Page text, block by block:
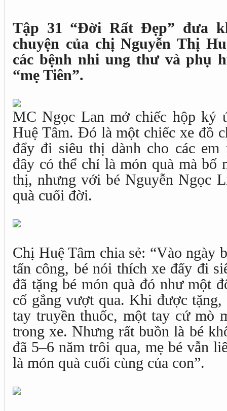
Tập 31 “Đời Rất Đẹp” đưa
chuyện của chị Nguyễn Thị
các bệnh nhi ung thư và phụ
“mẹ Tiên”.
MC Ngọc Lan mở chiếc hộp ký
Huệ Tâm. Đó là một chiếc xe đồ
đẩy đi siêu thị dành cho các
đây có thể chỉ là món quà mà bố
thị, nhưng với bé Nguyễn Ngọc
quà cuối đời.
Chị Huệ Tâm chia sẻ: “Vào ngày
tấn công, bé nói thích xe đẩy đi
đã tặng bé món quà đó như một
cố gắng vượt qua. Khi được
tay truyền thuốc, một tay cứ mò
trong xe. Nhưng rất buồn là bé
đã 5–6 năm trôi qua, mẹ bé vẫn
là món quà cuối cùng của con”.